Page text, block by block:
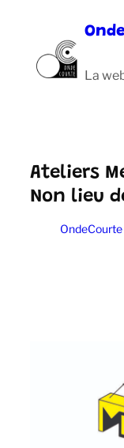
contenu
La
Ateliers
Non lieu
OndeCourte